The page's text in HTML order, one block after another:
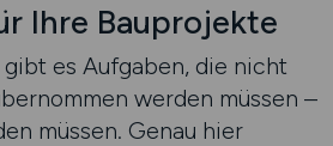
Ihre Bauprojekte
gibt es Aufgaben, die nicht
werden müssen –
müssen. Genau hier